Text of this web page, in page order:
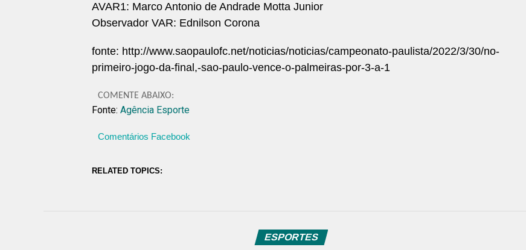
AVAR1: Marco Antonio de Andrade Motta Junior
Observador VAR: Ednilson Corona
fonte: http://www.saopaulofc.net/noticias/noticias/campeonato-paulista/2022/3/30/no-
primeiro-jogo-da-final,-sao-paulo-vence-o-palmeiras-por-3-a-1
COMENTE ABAIXO:
Fonte: Agência Esporte
Comentários Facebook
RELATED TOPICS:
ESPORTES